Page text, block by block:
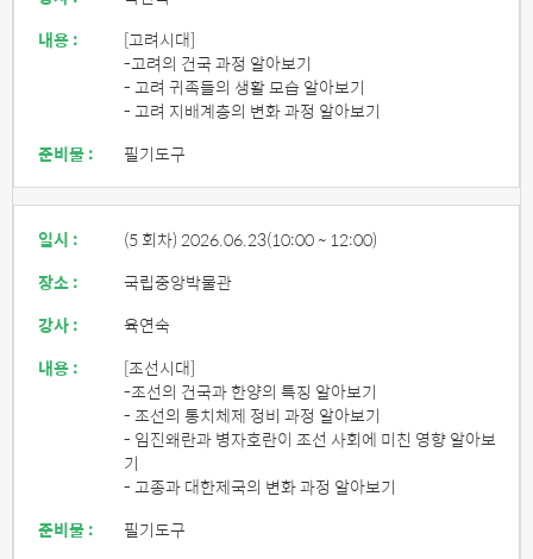
내용 :
[고려시대]
-고려의 건국 과정 알아보기
- 고려 귀족들의 생활 모습 알아보기
- 고려 지배계층의 변화 과정 알아보기
준비물 :
필기도구
일시 : (5 회차) 2026.06.23(10:00 ~ 12:00)
장소 :
국립중앙박물관
강사 :
육연숙
내용 :
[조선시대]
-조선의 건국과 한양의 특징 알아보기
- 조선의 통치체제 정비 과정 알아보기
- 임진왜란과 병자호란이 조선 사회에 미친 영향 알아보
기
- 고종과 대한제국의 변화 과정 알아보기
준비물 :
필기도구